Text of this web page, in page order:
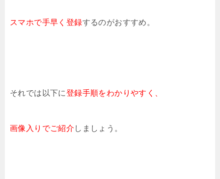
スマホで手早く登録するのがおすすめ。
それでは以下に登録手順をわかりやすく、
画像入りでご紹介 しましょう。